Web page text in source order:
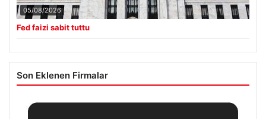
05/08/2026
Fed faizi sabit tuttu
Son Eklenen Firmalar